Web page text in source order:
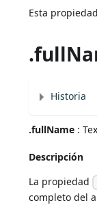
Esta
Historia
.fullName :
Descripción
La propiedad
completo del